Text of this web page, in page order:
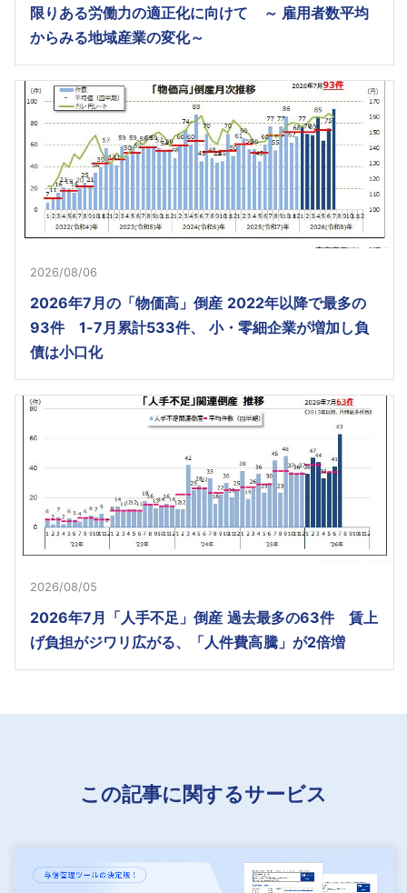
限りある労働力の適正化に向けて ～ 雇用者数平均
からみる地域産業の変化～
2026/08/06
2026年7月の「物価高」倒産 2022年以降で最多の
93件 1-7月累計533件、 小・零細企業が増加し負
債は小口化
2026/08/05
2026年7月「人手不足」倒産 過去最多の63件 賃上
げ負担がジワリ広がる、「人件費高騰」が2倍増
この記事に関するサービス